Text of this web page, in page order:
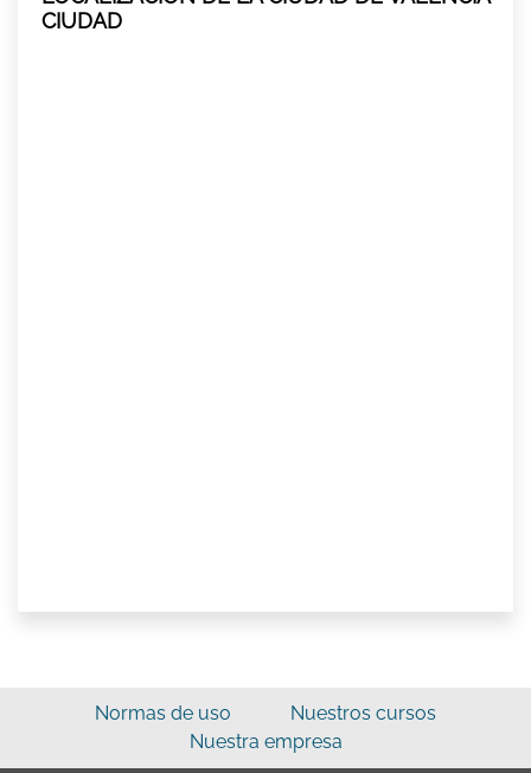
CIUDAD
Normas de uso
Nuestros cursos
Nuestra empresa